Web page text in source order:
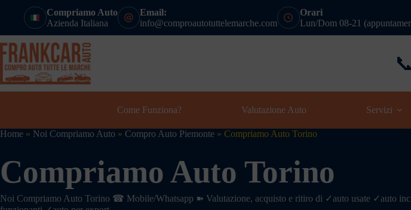
Compriamo Auto
Azienda Italiana
Email:
info@comproautotuttelemarche.com
Orari
Lun/Dom 08-21
Come Funziona? Valutazione Auto Servizi
Home » Noi Compriamo Auto » Compro Auto Piemonte » Compriamo Auto Torino
Compriamo Auto Torino
Noi Compriamo Auto Torino ☎ Mobile/Whatsapp ➽ Valutazione, acquisto e ritiro di ✓auto usate ✓auto